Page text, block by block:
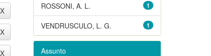
1
ROSSONI, A. L.
1
VENDRUSCULO, L. G.
Assunto